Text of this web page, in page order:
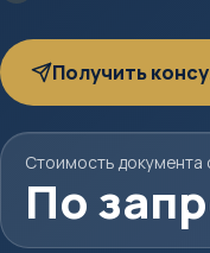
Получить
Стоимость документа
По